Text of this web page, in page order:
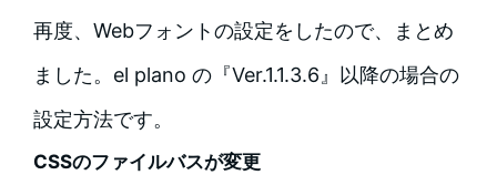
再度、Webフォントの設定をしたので、まとめ
ました。el plano の『Ver.1.1.3.6』以降の場合の
設定方法です。
CSSのファイルバスが変更